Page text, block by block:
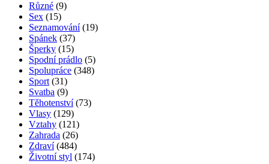
Různé (9)
Sex (15)
Seznamování(19)
Spánek (37)
Šperky (15)
Spodní prádlo (5)
Spolupráce (348)
Sport (31)
Svatba (9)
Těhotenství(73)
Vlasy (129)
Vztahy (121)
Zahrada (26)
Zdraví(484)
Životní styl (174)